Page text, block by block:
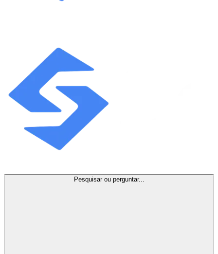
Pesquisar ou perguntar...